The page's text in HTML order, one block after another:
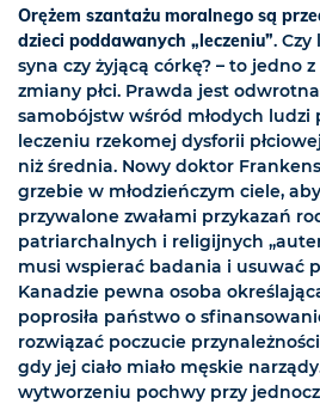
Orężem szantażu moralnego są
dzieci poddawanych „leczeniu”.
syna czy żyjącą córkę? – to jedno
zmiany płci. Prawda jest
samobójstw wśród młodych ludzi
leczeniu rzekomej dysforii
niż średnia. Nowy doktor
grzebie w młodzieńczym ciele,
przywalone zwałami przykazań
patriarchalnych i religijnych
musi wspierać badania i usuwać
Kanadzie pewna osoba
poprosiła państwo o
rozwiązać poczucie
gdy jej ciało miało męskie
wytworzeniu pochwy przy